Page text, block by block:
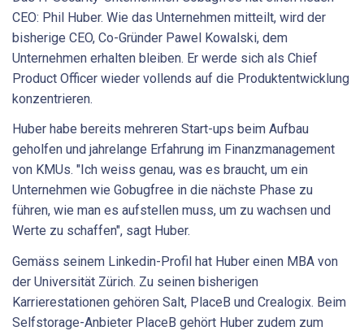
CEO: Phil Huber. Wie das Unternehmen mitteilt, wird der
bisherige CEO, Co-Gründer Pawel Kowalski, dem
Unternehmen erhalten bleiben. Er werde sich als Chief
Product Officer wieder vollends auf die Produktentwicklung
konzentrieren.
Huber habe bereits mehreren Start-ups beim Aufbau
geholfen und jahrelange Erfahrung im Finanzmanagement
von KMUs. "Ich weiss genau, was es braucht, um ein
Unternehmen wie Gobugfree in die nächste Phase zu
führen, wie man es aufstellen muss, um zu wachsen und
Werte zu schaffen", sagt Huber.
Gemäss seinem Linkedin-Profil hat Huber einen MBA von
der Universität Zürich. Zu seinen bisherigen
Karrierestationen gehören Salt, PlaceB und Crealogix. Beim
Selfstorage-Anbieter PlaceB gehört Huber zudem zum